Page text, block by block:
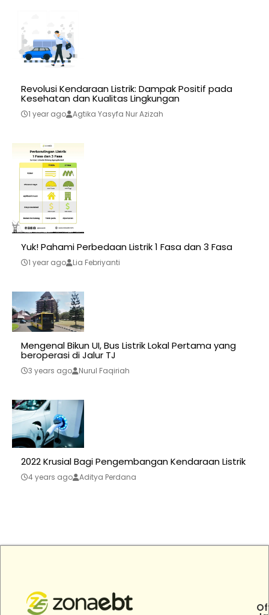
Revolusi Kendaraan Listrik: Dampak Positif pada
Kesehatan dan Kualitas Lingkungan
1 year ago Agtika Yasyfa Nur Azizah
Yuk! Pahami Perbedaan Listrik 1 Fasa dan 3 Fasa
1 year ago Lia Febriyanti
Mengenal Bikun UI, Bus Listrik Lokal Pertama yang
beroperasi di Jalur TJ
3 years ago Nurul Faqiriah
2022 Krusial Bagi Pengembangan Kendaraan Listrik
4 years ago Aditya Perdana